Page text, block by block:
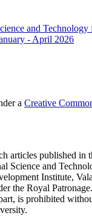
and Technology
- April 2026
a Creative
articles published in
Science and
Institute,
the Royal
is prohibited